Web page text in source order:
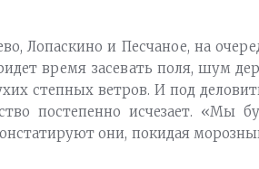
Лопаскино и Песчаное, на
время засевать поля, шум
степных ветров. И под
постепенно исчезает. «Мы
они, покидая